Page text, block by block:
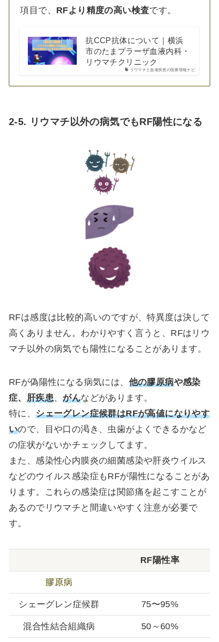
項目で、 RFより精度の高い検査です。
リウマチと血液疾患の医療情報ナビ
抗CCP抗体について｜横浜
市のたまプラーザ血液内科・
リウマチクリニック
2-5. リウマチ以外の病気でもRF陽性になる
RFは感度は比較的高いのですが、特異度は決して
高くありません。わかりやすく言うと、RFはリウ
マチ以外の病気でも陽性になることがあります。
RFが偽陽性になる病気には、 他の膠原病や感染
症、 肝疾患、がんなどがあります。
特に、シェーグレン症候群はRFが高値になりやす
いので、目や口の渇き、虫歯がよくできるかなど
の症状がないかチェックしてます。
また、感染性心内膜炎の細菌感染や肝炎ウイルス
などのウイルス感染症もRFが陽性になることがあ
ります。これらの感染症は関節痛を起こすことが
あるのでリウマチと間違いやすく注意が必要で
す。
RF陽性率
膠原病
シェーグレン症候群 75〜95%
混合性結合組織病 50～60%